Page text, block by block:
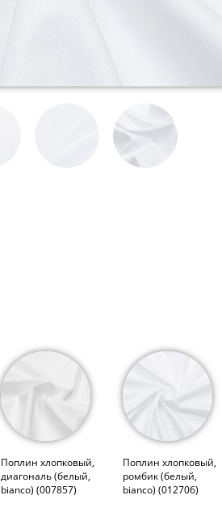
Поплин хлопковый,
диагональ (белый,
bianco) (007857)
Поплин хлопковый,
ромбик (белый,
bianco) (012706)